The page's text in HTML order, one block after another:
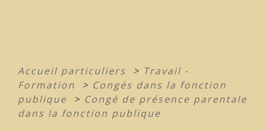
Accueil particuliers > Travail -
Formation
> Congés dans la fonction
publique
> Congé de présence parentale
dans la fonction publique